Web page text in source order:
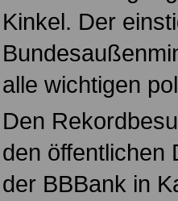
Kinkel. Der
alle wichtigen
Den
den öffentlichen
der BBBank in